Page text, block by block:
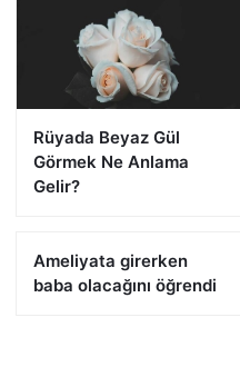
Rüyada Beyaz Gül
Görmek Ne Anlama
Gelir?
Ameliyata girerken
baba olacağını öğrendi